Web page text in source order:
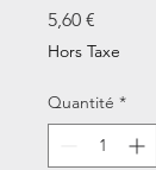
5,60 €
Hors Taxe
Quantité *